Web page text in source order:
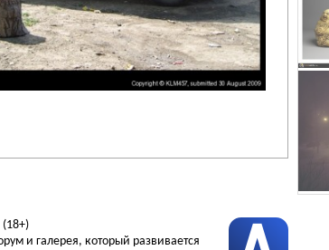
и галерея, который развивается